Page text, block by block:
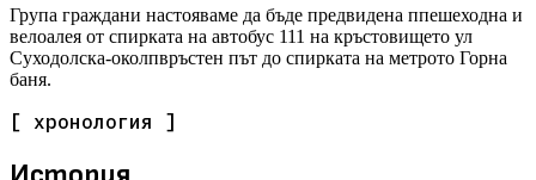
Група граждани настояваме да бъде предвидена ппешеходна и
велоалея от спирката на автобус 111 на кръстовището ул
Суходолска-околпвръстен път до спирката на метрото Горна
баня.
[ хронология ]